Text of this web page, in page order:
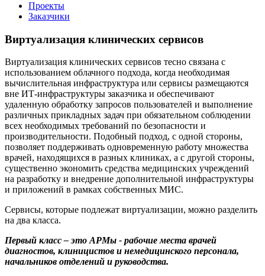
Проекты
Заказчики
Виртуализация клинических сервисов
Виртуализация клинических сервисов тесно связана с
использованием облачного подхода, когда необходимая
вычислительная инфраструктура или сервисы размещаются
вне ИТ-инфраструктуры заказчика и обеспечивают
удаленную обработку запросов пользователей и выполнение
различных прикладных задач при обязательном соблюдении
всех необходимых требований по безопасности и
производительности. Подобный подход, с одной стороны,
позволяет поддерживать одновременную работу множества
врачей, находящихся в разных клиниках, а с другой стороны,
существенно экономить средства медицинских учреждений
на разработку и внедрение дополнительной инфраструктуры
и приложений в рамках собственных МИС.
Сервисы, которые подлежат виртуализации, можно разделить
на два класса.
Первый класс – это АРМы - рабочие места врачей
диагностов, клиницистов и немедицинского персонала,
начальников отделений и руководства.